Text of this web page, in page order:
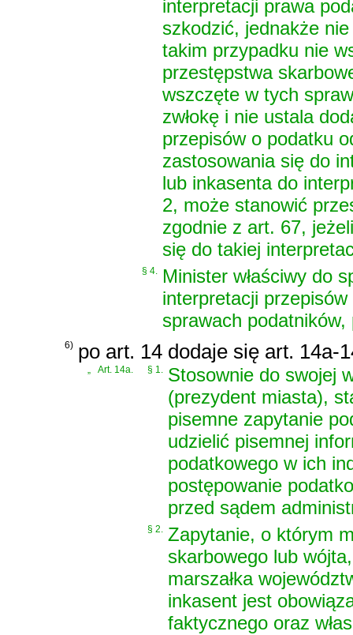
interpretacji prawa
szkodzić, jednakże
takim przypadku nie
przestępstwa
wszczęte w tych
zwłokę i nie ustala
przepisów o podatku
zastosowania się do
lub inkasenta do
2, może stanowić
zgodnie z art. 67,
się do takiej
§ 4. Minister właściwy do
interpretacji
sprawach podatników,
6) po art. 14 dodaje się art. 14a-
„ Art. 14a. § 1. Stosownie do swojej
(prezydent miasta),
pisemne zapytanie
udzielić pisemnej
podatkowego w ich
postępowanie
przed sądem
§ 2. Zapytanie, o którym
skarbowego lub
marszałka
inkasent jest
faktycznego oraz